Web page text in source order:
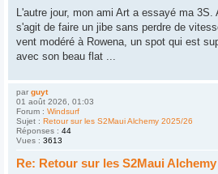
L'autre jour, mon ami Art a essayé ma 3S.
s'agit de faire un jibe sans perdre de
vent modéré à Rowena, un spot qui est
avec son beau flat ...
par guyt
01 août 2026, 01:03
Forum : Windsurf
Sujet : Retour sur les S2Maui Alchemy 2025/26
Réponses : 44
Vues : 3613
Re: Retour sur les S2Maui Alchemy